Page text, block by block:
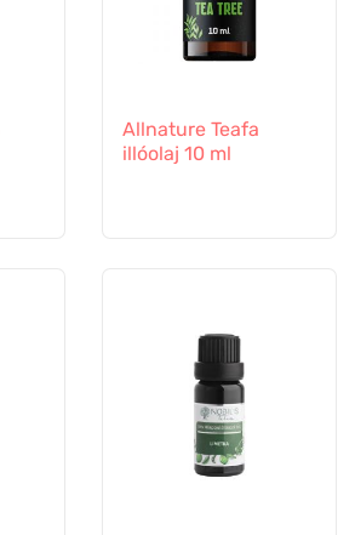
Allnature Teafa
illóolaj 10 ml